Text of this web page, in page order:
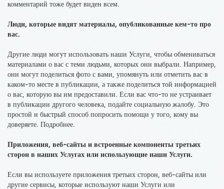
комментарий тоже будет виден всем.
Люди, которые видят материалы, опубликованные кем-то про
вас.
Другие люди могут использовать наши Услуги, чтобы обмениваться
материалами о вас с теми людьми, которых они выбрали. Например,
они могут поделиться фото с вами, упомянуть или отметить вас в
каком-то месте в публикации, а также поделиться той информацией
о вас, которую вы им предоставили. Если вас что-то не устраивает
в публикации другого человека, подайте социальную жалобу. Это
простой и быстрый способ попросить помощи у того, кому вы
доверяете. Подробнее.
Приложения, веб-сайты и встроенные компоненты третьих
сторон в наших Услугах или использующие наши Услуги.
Если вы используете приложения третьих сторон, веб-сайты или
другие сервисы, которые используют наши Услуги или